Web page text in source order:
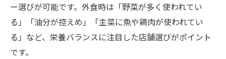
ー選びが可能です。外食時は「野菜が多く使われてい
る」「油分が控えめ」「主菜に魚や鶏肉が使われてい
る」など、栄養バランスに注目した店舗選びがポイント
です。